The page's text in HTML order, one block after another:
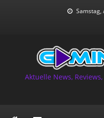
Samstag,
Aktuelle News,